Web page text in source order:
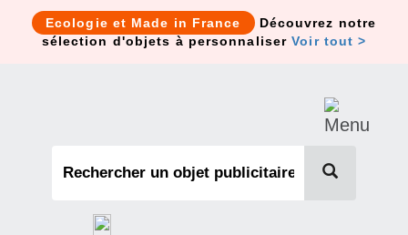
Ecologie et Made in France
Découvrez notre
sélection d'objets à personnaliserVoir tout >
Cookies management panel